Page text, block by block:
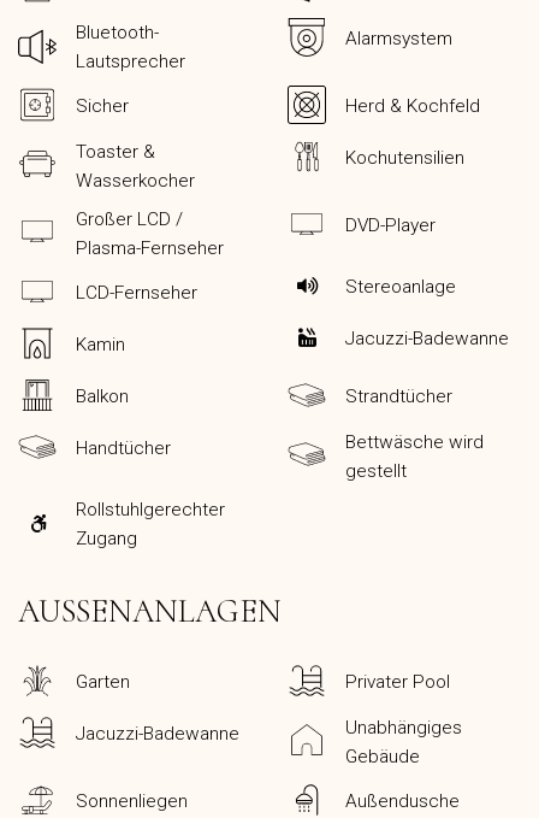
Bluetooth-
Lautsprecher
Alarmsystem
Sicher Herd & Kochfeld
Toaster &
Wasserkocher
Kochutensilien
Großer LCD /
Plasma-Fernseher
DVD-Player
LCD-Fernseher Stereoanlage
Kamin Jacuzzi-Badewanne
Balkon Strandtücher
Handtücher
Bettwäsche wird
gestellt
Rollstuhlgerechter
Zugang
AUSSENANLAGEN
Garten Privater Pool
Jacuzzi-Badewanne
Unabhängiges
Gebäude
Sonnenliegen Außendusche